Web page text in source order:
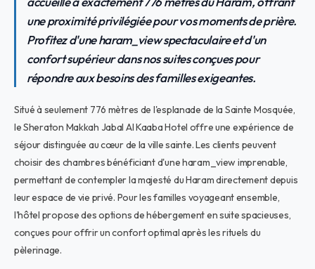
une proximité privilégiée pour vos moments de prière.
Profitez d'une haram_view spectaculaire et d'un
confort supérieur dans nos suites conçues pour
répondre aux besoins des familles exigeantes.
Situé à seulement 776 mètres de l'esplanade de la Sainte Mosquée,
le Sheraton Makkah Jabal Al Kaaba Hotel offre une expérience de
séjour distinguée au cœur de la ville sainte. Les clients peuvent
choisir des chambres bénéficiant d'une haram_view imprenable,
permettant de contempler la majesté du Haram directement depuis
leur espace de vie privé. Pour les familles voyageant ensemble,
l'hôtel propose des options de hébergement en suite spacieuses,
conçues pour offrir un confort optimal après les rituels du
pèlerinage.